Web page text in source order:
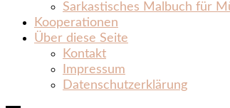
Sarkastisches Malbuch für
Kooperationen
Über diese Seite
Kontakt
Impressum
Datenschutzerklärung